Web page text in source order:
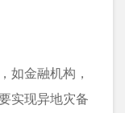
如金融机构，
实现异地灾备